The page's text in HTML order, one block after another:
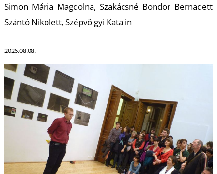
Simon Mária Magdolna, Szakácsné Bondor Bernadett
Szántó Nikolett, Szépvölgyi Katalin
2026.08.08.